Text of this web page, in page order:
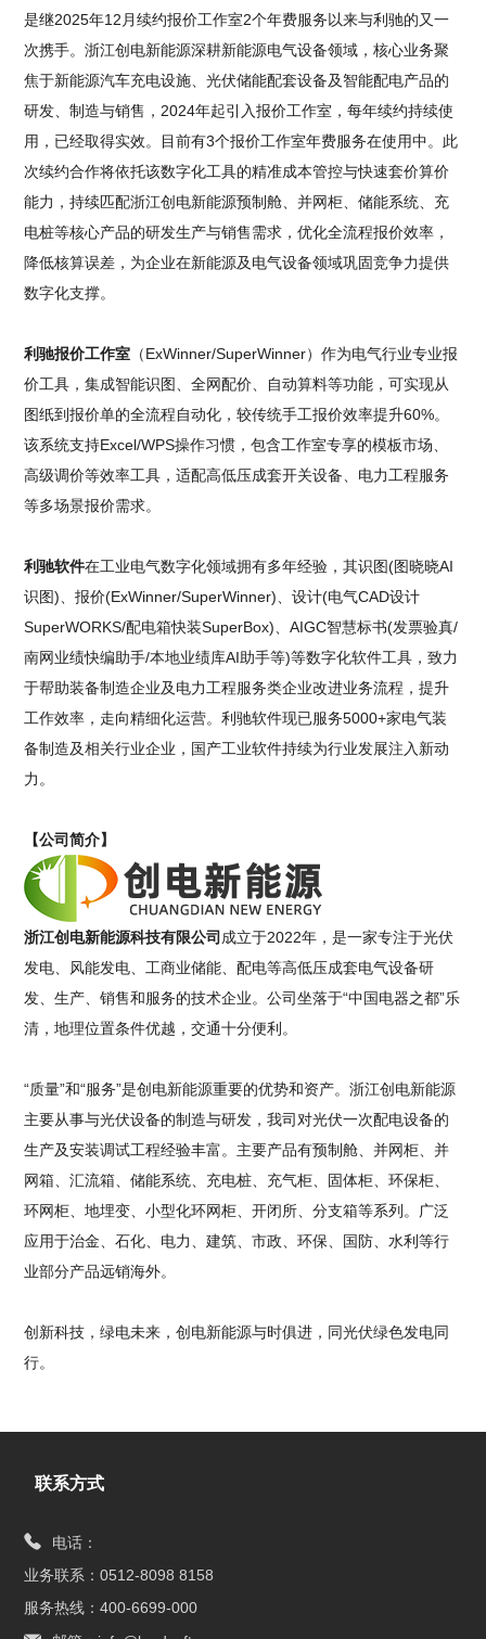
是继2025年12月续约报价工作室2个年费服务以来与利驰的又一
次携手。浙江创电新能源深耕新能源电气设备领域，核心业务聚
焦于新能源汽车充电设施、光伏储能配套设备及智能配电产品的
研发、制造与销售，2024年起引入报价工作室，每年续约持续使
用，已经取得实效。目前有3个报价工作室年费服务在使用中。此
次续约合作将依托该数字化工具的精准成本管控与快速套价算价
能力，持续匹配浙江创电新能源预制舱、并网柜、储能系统、充
电桩等核心产品的研发生产与销售需求，优化全流程报价效率，
降低核算误差，为企业在新能源及电气设备领域巩固竞争力提供
数字化支撑。
利驰报价工作室 （ExWinner/SuperWinner）作为电气行业专业报
价工具，集成智能识图、全网配价、自动算料等功能，可实现从
图纸到报价单的全流程自动化，较传统手工报价效率提升60%。
该系统支持Excel/WPS操作习惯，包含工作室专享的模板市场、
高级调价等效率工具，适配高低压成套开关设备、电力工程服务
等多场景报价需求。
利驰软件在工业电气数字化领域拥有多年经验，其识图(图晓晓AI
识图)、报价(ExWinner/SuperWinner)、设计(电气CAD设计
SuperWORKS/配电箱快装SuperBox)、AIGC智慧标书(发票验真/
南网业绩快编助手/本地业绩库AI助手等)等数字化软件工具，致力
于帮助装备制造企业及电力工程服务类企业改进业务流程，提升
工作效率，走向精细化运营。利驰软件现已服务5000+家电气装
备制造及相关行业企业，国产工业软件持续为行业发展注入新动
力。
【公司简介】
浙江创电新能源科技有限公司 成立于2022年，是一家专注于光伏
发电、风能发电、工商业储能、配电等高低压成套电气设备研
发、生产、销售和服务的技术企业。公司坐落于“中国电器之都”乐
清，地理位置条件优越，交通十分便利。
“质量”和“服务”是创电新能源重要的优势和资产。浙江创电新能源
主要从事与光伏设备的制造与研发，我司对光伏一次配电设备的
生产及安装调试工程经验丰富。主要产品有预制舱、并网柜、并
网箱、汇流箱、储能系统、充电桩、充气柜、固体柜、环保柜、
环网柜、地埋变、小型化环网柜、开闭所、分支箱等系列。广泛
应用于治金、石化、电力、建筑、市政、环保、国防、水利等行
业部分产品远销海外。
创新科技，绿电未来，创电新能源与时俱进，同光伏绿色发电同
行。
联系方式
电话：
业务联系：0512-8098 8158
服务热线：400-6699-000